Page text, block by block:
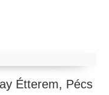
Étterem, Pécs